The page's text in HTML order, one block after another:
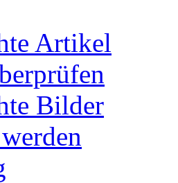
Artikel
Bilder